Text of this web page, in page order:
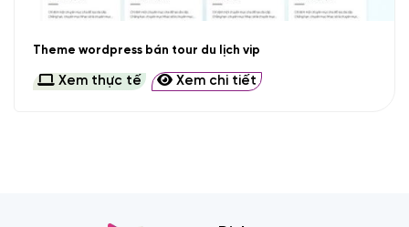
Theme wordpress bán tour du lịch vip
Xem thực tế Xem chi tiết